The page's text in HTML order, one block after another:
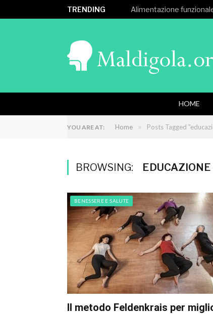
TRENDING Alimentazione
HOME
YOU ARE AT: Home » Posts Tagged
BROWSING:
BENESSERE E SALUTE
Il metodo Feldenkrais per